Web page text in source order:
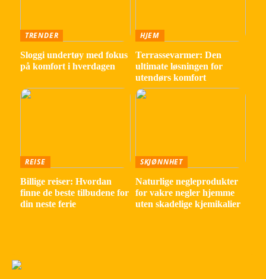
TRENDER
Sloggi undertøy med fokus
på komfort i hverdagen
HJEM
Terrassevarmer: Den
ultimate løsningen for
utendørs komfort
REISE
Billige reiser: Hvordan
finne de beste tilbudene for
din neste ferie
SKJØNNHET
Naturlige negleprodukter
for vakre negler hjemme
uten skadelige kjemikalier